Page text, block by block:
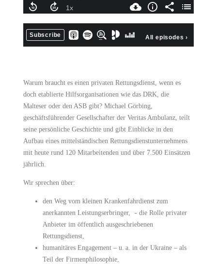
Warum braucht es einen privaten Rettungsdienst, wenn es
doch etablierte Hilfsorganisationen wie das DRK, die
Malteser oder den ASB gibt? Michael Görbing,
geschäftsführender Gesellschafter der Veritas Ambulanz, teilt
seine persönliche Geschichte und gibt Einblicke in den
Aufbau eines mittelständischen Rettungsdienstunternehmens
mit heute rund 120 Mitarbeitenden und über 7.500 Einsätzen
jährlich.
Wir sprechen über:
den Weg vom kleinen Krankenfahrdienst zum
anerkannten Leistungserbringer, - die Rolle privater
Anbieter im öffentlich ausgeschriebenen
Rettungsdienst,
humanitäres Engagement – u. a. in der Ukraine – als
Teil der Firmenphilosophie,